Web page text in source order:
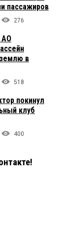
пассажиров
276
АО
в
518
покинул
клуб
400